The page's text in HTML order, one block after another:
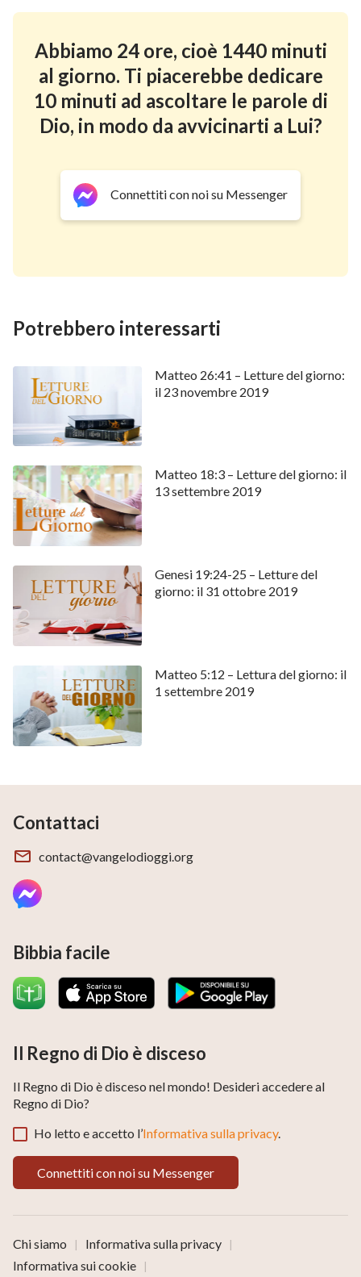
Abbiamo 24 ore, cioè 1440 minuti
al giorno. Ti piacerebbe dedicare
10 minuti ad ascoltare le parole di
Dio, in modo da avvicinarti a Lui?
Connettiti con noi su Messenger
Potrebbero interessarti
Matteo 26:41 – Letture del giorno:
il 23 novembre 2019
Matteo 18:3 – Letture del giorno: il
13 settembre 2019
Genesi 19:24-25 – Letture del
giorno: il 31 ottobre 2019
Matteo 5:12 – Lettura del giorno: il
1 settembre 2019
Contattaci
contact@vangelodioggi.org
Bibbia facile
Il Regno di Dio è disceso
Il Regno di Dio è disceso nel mondo! Desideri accedere al
Regno di Dio?
Ho letto e accetto l’Informativa sulla privacy.
Connettiti con noi su Messenger
Chi siamo | Informativa sulla privacy |
Informativa sui cookie |